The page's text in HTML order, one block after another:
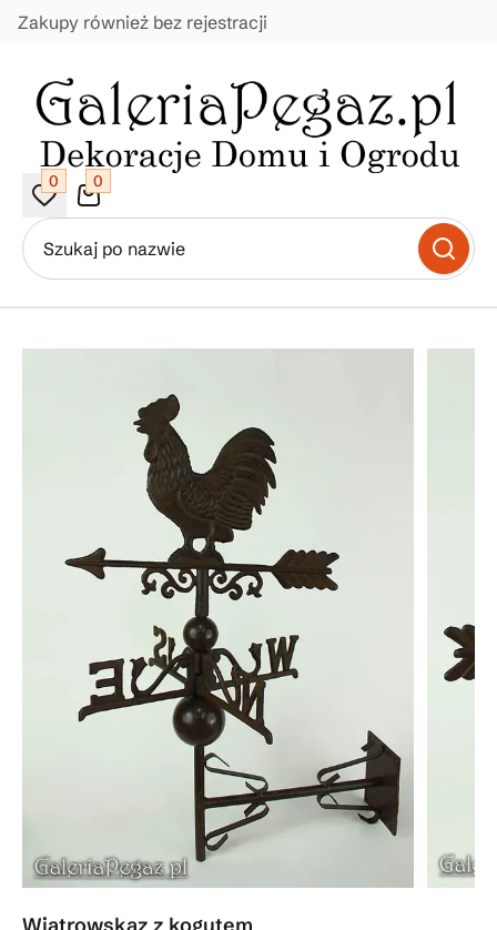
Zakupy również bez rejestracji
0 0